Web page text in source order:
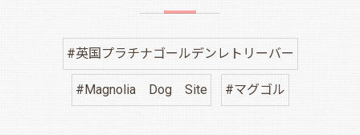
#英国プラチナゴールデンレトリーバー
#Magnolia Dog Site #マグゴル